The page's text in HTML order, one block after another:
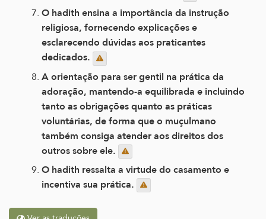
O hadith ensina a importância da instrução
religiosa, fornecendo explicações e
esclarecendo dúvidas aos praticantes
dedicados.
A orientação para ser gentil na prática da
adoração, mantendo-a equilibrada e incluindo
tanto as obrigações quanto as práticas
voluntárias, de forma que o muçulmano
também consiga atender aos direitos dos
outros sobre ele.
O hadith ressalta a virtude do casamento e
incentiva sua prática.